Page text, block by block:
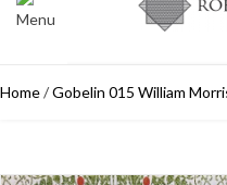
Projecten
Home/Gobelin 015 William